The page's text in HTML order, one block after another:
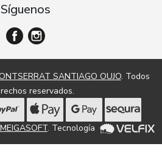
Síguenos
SANTIAGO OUJO. Todos
reservados.
MEIGASOFT. Tecnología